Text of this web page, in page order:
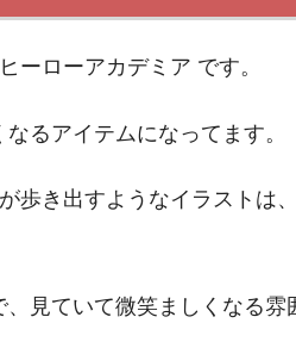
ーローアカデミア です。
るアイテムになってます。
歩き出すようなイラストは
見ていて微笑ましくなる雰